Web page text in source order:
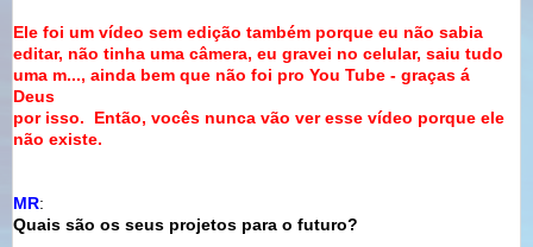
Ele foi um vídeo sem edição também porque eu não sabia
editar, não tinha uma câmera, eu gravei no celular, saiu tudo
uma m..., ainda bem que não foi pro You Tube - graças á
Deus
por isso.
Então, vocês nunca vão ver esse vídeo porque ele
não existe.
MR:
Quais são os seus projetos para o futuro?